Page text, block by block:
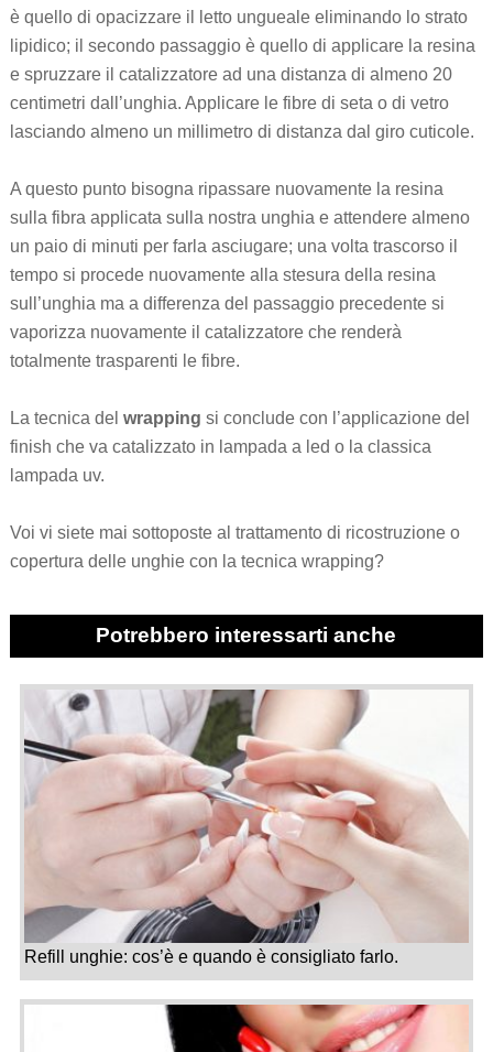
è quello di opacizzare il letto ungueale eliminando lo strato
lipidico; il secondo passaggio è quello di applicare la resina
e spruzzare il catalizzatore ad una distanza di almeno 20
centimetri dall’unghia. Applicare le fibre di seta o di vetro
lasciando almeno un millimetro di distanza dal giro cuticole.
A questo punto bisogna ripassare nuovamente la resina
sulla fibra applicata sulla nostra unghia e attendere almeno
un paio di minuti per farla asciugare; una volta trascorso il
tempo si procede nuovamente alla stesura della resina
sull’unghia ma a differenza del passaggio precedente si
vaporizza nuovamente il catalizzatore che renderà
totalmente trasparenti le fibre.
La tecnica del wrapping si conclude con l’applicazione del
finish che va catalizzato in lampada a led o la classica
lampada uv.
Voi vi siete mai sottoposte al trattamento di ricostruzione o
copertura delle unghie con la tecnica wrapping?
Potrebbero interessarti anche
Refill unghie: cos’è e quando è consigliato farlo.